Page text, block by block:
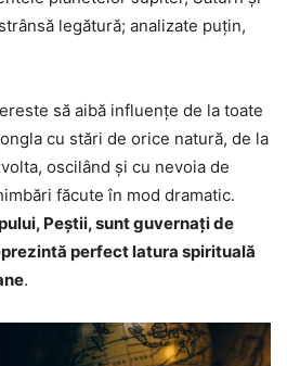
legătură; analizate puțin,
să aibă influențe de la toate
cu stări de orice natură, de la
oscilând și cu nevoia de
făcute în mod dramatic.
Peștii, sunt guvernați de
perfect latura spirituală
.